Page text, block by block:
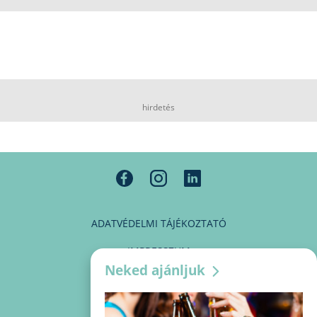
hirdetés
ADATVÉDELMI TÁJÉKOZTATÓ
IMPRESSZUM
MÉDIAAJÁNLAT
PARTNEREINK
Neked ajánljuk